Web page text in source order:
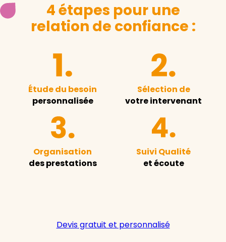
4 étapes pour une
relation de confiance :
Étude du besoin
personnalisée
Sélection de
votre intervenant
Organisation
des prestations
Suivi Qualité
et écoute
Devis gratuit et personnalisé